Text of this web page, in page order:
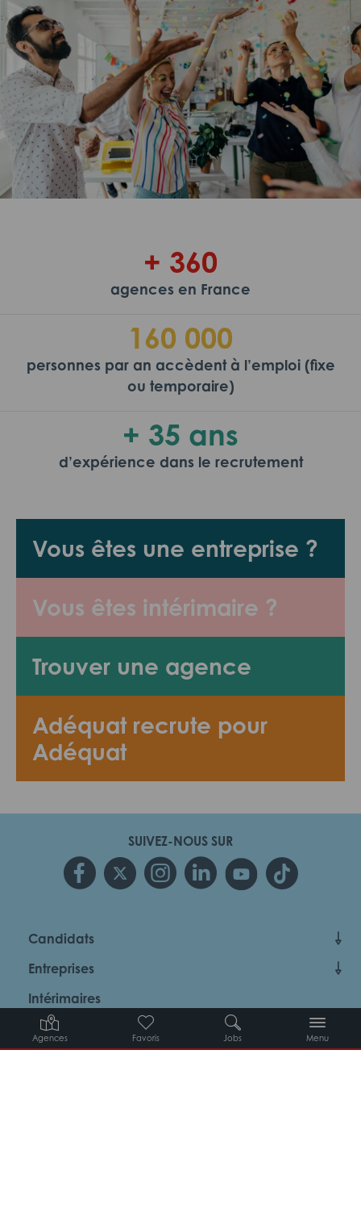
Agences Favoris Jobs Menu
Vous êtes une entreprise ?
Vous êtes intérimaire ?
Trouver une agence
Adéquat recrute pour
Adéquat
+ 360
agences en France
160 000
personnes par an accèdent à l’emploi (fixe
ou temporaire)
+ 35 ans
d’expérience dans le recrutement
SUIVEZ-NOUS SUR
Candidats
Entreprises
Intérimaires
À propos d’Adéquat